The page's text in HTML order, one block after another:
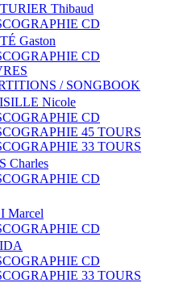
Thibaud
CD
Gaston
CD
/ SONGBOOK
Nicole
CD
45 TOURS
33 TOURS
Charles
CD
Marcel
CD
CD
33 TOURS